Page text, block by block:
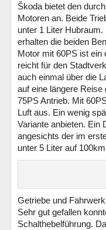
Škoda bietet den
Motoren an. Beide
unter 1 Liter
erhalten die beiden
Motor mit 60PS ist ein
reicht für den
auch einmal über die
auf eine längere
75PS Antrieb. Mit
Luft aus. Ein wenig
Variante anbieten. Ein
angesichts der im
unter 5 Liter auf
Getriebe und
Sehr gut gefallen
Schalthebelführung.